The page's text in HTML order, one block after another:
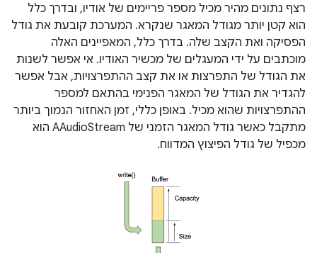
רצף נתונים מהיר מכיל מספר פריימים של אודיו, ובדרך כלל
הוא קטן יותר מגודל המאגר שנקרא. המערכת קובעת את גודל
הפסיקה ואת הקצב שלה. בדרך כלל, המאפיינים האלה
מוכתבים על ידי המעגלים של מכשיר האודיו. אי אפשר לשנות
את הגודל של התפרצות או את קצב ההתפרצויות, אבל אפשר
להגדיר את הגודל של המאגר הפנימי בהתאם למספר
ההתפרצויות שהוא מכיל. באופן כללי, זמן האחזור הנמוך ביותר
מתקבל כאשר גודל המאגר הזמני של AAudioStream הוא
מכפיל של גודל הפיצוץ המדווח.